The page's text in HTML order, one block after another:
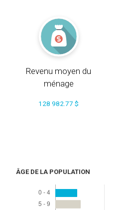
Revenu moyen du
ménage
128 982.77 $
ÂGE DE LA POPULATION